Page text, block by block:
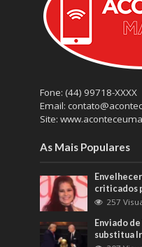
Fone: (44) 99718-XXXX
Email:
Site:
As Mais Populares
criticados
257
Enviado
substitua